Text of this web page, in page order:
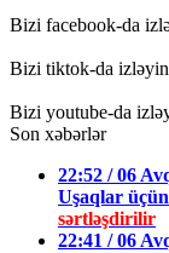
Bizi facebook-da
Bizi tiktok-da izləyin
Bizi youtube-da
Son xəbərlər
22:52 / 06
Uşaqlar
sərtləşdirilir
22:41 / 06